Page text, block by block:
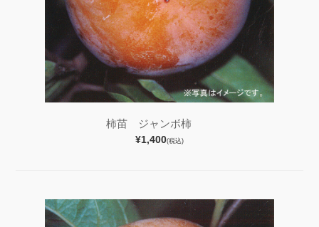
柿苗 ジャンボ柿
¥1,400(税込)